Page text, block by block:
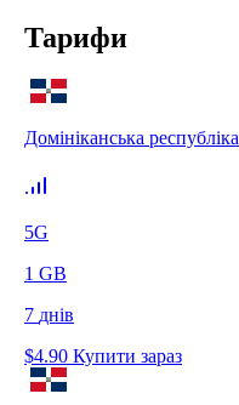
Тарифи
Домініканська республіка
5G
1 GB
7 днів
$4.90 Купити зараз